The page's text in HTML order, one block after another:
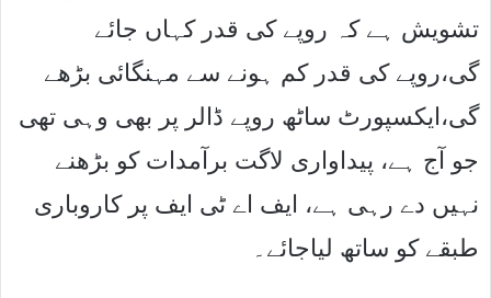
تشویش ہے کہ روپے کی قدر کہاں جائے
گی،روپے کی قدر کم ہونے سے مہنگائی بڑھے
گی،ایکسپورٹ ساٹھ روپے ڈالر پر بھی وہی تھی
جو آج ہے، پیداواری لاگت برآمدات کو بڑھنے
نہیں دے رہی ہے، ایف اے ٹی ایف پر کاروباری
طبقے کو ساتھ لیاجائے۔